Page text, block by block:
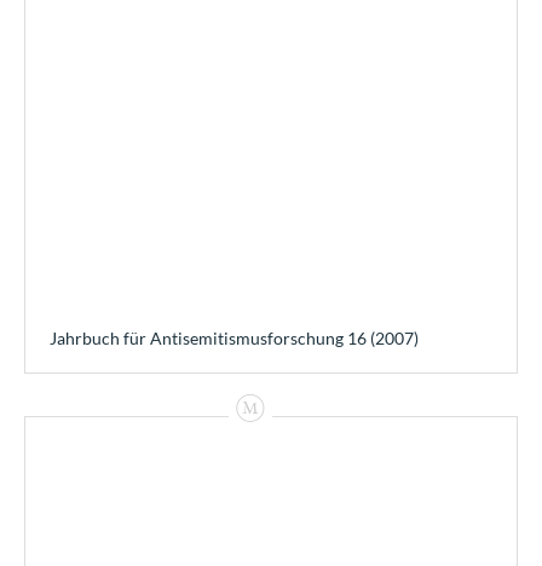
Jahrbuch für Antisemitismusforschung 16 (2007)